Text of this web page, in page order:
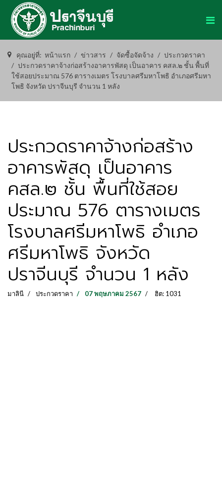
คุณอยู่ที่: หน้าแรก ข่าวสาร จัดซื้อจัดจ้าง
ประกวดราคา
ประกวดราคาจ้างก่อสร้างอาคารพัสดุ เป็นอาคาร คสล.๒ ชั้น พื้นที่
ใช้สอยประมาณ 576 ตารางเมตร โรงบาลศรีมหาโพธิ อำเภอศรีมหา
โพธิ จังหวัด ปราจีนบุรี จำนวน 1 หลัง
ประกวดราคาจ้างก่อสร้าง
อาคารพัสดุ เป็นอาคาร
คสล.๒ ชั้น พื้นที่ใช้สอย
ประมาณ 576 ตารางเมตร
โรงบาลศรีมหาโพธิ อำเภอ
ศรีมหาโพธิ จังหวัด
ปราจีนบุรี จำนวน 1 หลัง
มาลินี ประกวดราคา 07 พฤษภาคม 2567 ฮิต: 1031